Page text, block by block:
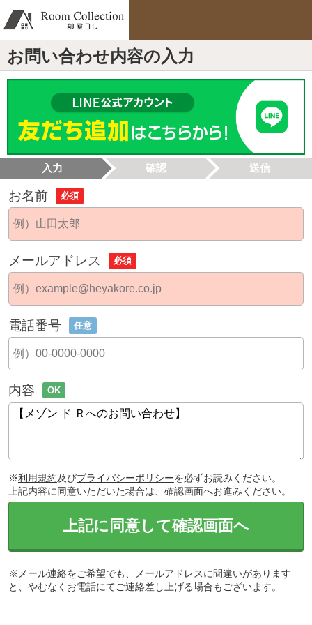
お問い合わせ内容の入力
入力 確認 送信
お名前 必須
メールアドレス 必須
電話番号 任意
内容 OK
※利用規約及びプライバシーポリシーを必ずお読みください。
上記内容に同意いただいた場合は、確認画面へお進みください。
上記に同意して確認画面へ
※メール連絡をご希望でも、メールアドレスに間違いがあります
と、やむなくお電話にてご連絡差し上げる場合もございます。